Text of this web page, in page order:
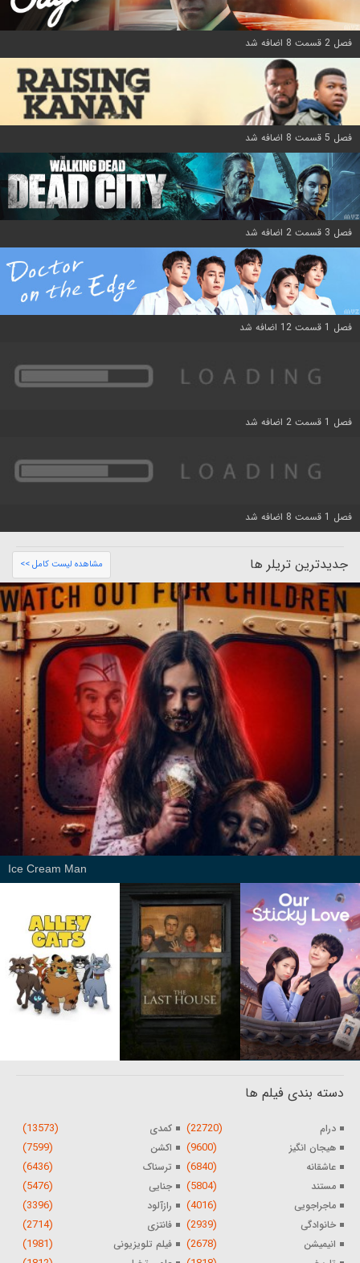
فصل 2 قسمت 8 اضافه شد
فصل 5 قسمت 8 اضافه شد
فصل 3 قسمت 2 اضافه شد
فصل 1 قسمت 12 اضافه شد
فصل 1 قسمت 2 اضافه شد
فصل 1 قسمت 8 اضافه شد
جدیدترین تریلر ها مشاهده لیست کامل >>
Ice Cream Man
دسته بندی فیلم ها
درام (22720) کمدی (13573)
هیجان انگیز (9600) اکشن (7599)
عاشقانه (6840) ترسناک (6436)
مستند (5804) جنایی (5476)
ماجراجویی (4016) رازآلود (3396)
خانوادگی (2939) فانتزی (2714)
انیمیشن (2678) فیلم تلویزیونی (1981)